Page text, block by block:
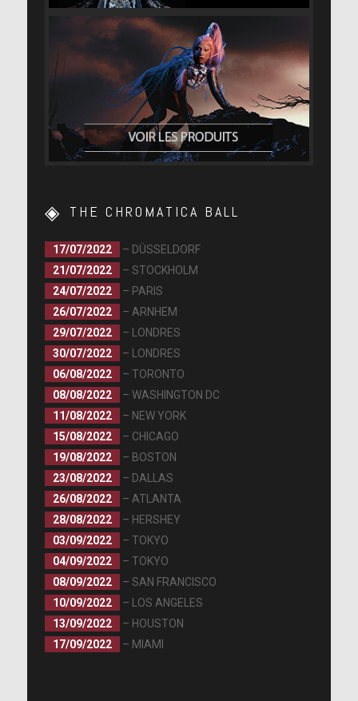
THE CHROMATICA BALL
17/07/2022
– DÜSSELDORF
21/07/2022
– STOCKHOLM
24/07/2022
– PARIS
26/07/2022
– ARNHEM
29/07/2022
– LONDRES
30/07/2022
– LONDRES
06/08/2022
– TORONTO
08/08/2022
– WASHINGTON DC
11/08/2022
– NEW YORK
15/08/2022
– CHICAGO
19/08/2022
– BOSTON
23/08/2022
– DALLAS
26/08/2022
– ATLANTA
28/08/2022
– HERSHEY
03/09/2022
– TOKYO
04/09/2022
– TOKYO
08/09/2022
– SAN FRANCISCO
10/09/2022
– LOS ANGELES
13/09/2022
– HOUSTON
17/09/2022
– MIAMI